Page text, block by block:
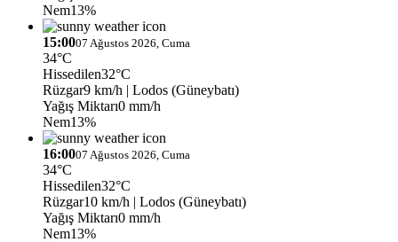
Nem13%
15:0007 Ağustos 2026, Cuma
34°C
Hissedilen32°C
Rüzgar9 km/h | Lodos (Güneybatı)
Yağış Miktarı0 mm/h
Nem13%
16:0007 Ağustos 2026, Cuma
34°C
Hissedilen32°C
Rüzgar10 km/h | Lodos (Güneybatı)
Yağış Miktarı0 mm/h
Nem13%